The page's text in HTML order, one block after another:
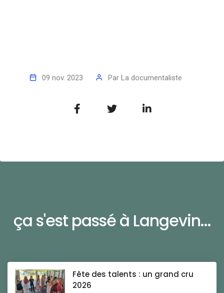
09 nov. 2023 Par La documentaliste
ça s'est passé à Langevin...
Fête des talents : un grand cru
2026